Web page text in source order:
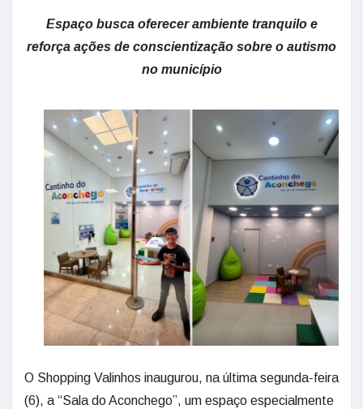
Espaço busca oferecer ambiente tranquilo e
reforça ações de conscientização sobre o autismo
no município
O Shopping Valinhos inaugurou, na última segunda-feira
(6), a “Sala do Aconchego”, um espaço especialmente